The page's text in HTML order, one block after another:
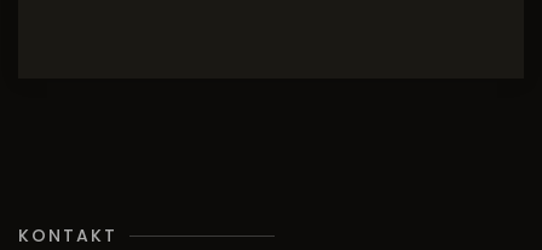
KONTAKT